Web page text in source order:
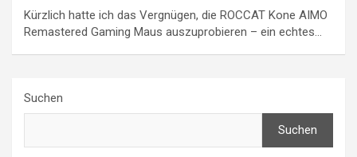
Kürzlich hatte ich das Vergnügen, die ROCCAT Kone AIMO
Remastered Gaming Maus auszuprobieren – ein echtes…
Suchen
Suchen